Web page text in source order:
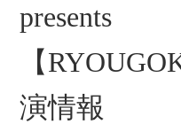
presents
【
演情報